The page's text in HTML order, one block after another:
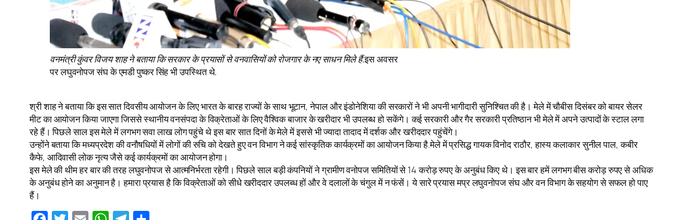
वनमंत्री कुंवर विजय शाह ने बताया कि सरकार के प्रयासों से वनवासियों को रोजगार के नए साधन मिले हैं.इस अवसर
पर लघुवनोपज संघ के एमडी पुष्कर सिंह भी उपस्थित थे.
श्री शाह ने बताया कि इस सात दिवसीय आयोजन के लिए भारत के बारह राज्यों के साथ भूटान, नेपाल और इंडोनेशिया की सरकारों ने भी अपनी भागीदारी सुनिश्चित की है। मेले में चौबीस दिसंबर को बायर सेलर
मीट का आयोजन किया जाएगा जिससे स्थानीय वनसंपदा के विक्रेताओं के लिए वैश्विक बाजार के खरीदार भी उपलब्ध हो सकेंगे। कई सरकारी और गैर सरकारी प्रतिष्ठान भी मेले में अपने उत्पादों के स्टाल लगा
रहे हैं। पिछले साल इस मेले में लगभग सवा लाख लोग पहुंचे थे इस बार सात दिनों के मेले में इससे भी ज्यादा तादाद में दर्शक और खरीददार पहुंचेंगे।
उन्होंने बताया कि मध्यप्रदेश की वनौषधियों में लोगों की रुचि को देखते हुए वन विभाग ने कई सांस्कृतिक कार्यक्रमों का आयोजन किया है.मेले में प्रसिद्ध गायक विनोद राठौर, हास्य कलाकार सुनील पाल, कबीर
कैफे, आदिवासी लोक नृत्य जैसे कई कार्यक्रमों का आयोजन होगा।
इस मेले की थीम हर बार की तरह लघुवनोपज से आत्मनिर्भरता रहेगी। पिछले साल बड़ी कंपनियों ने ग्रामीण वनोपज समितियों से 14 करोड़ रुपए के अनुबंध किए थे। इस बार हमें लगभग बीस करोड़ रुपए से अधिक
के अनुबंध होने का अनुमान है। हमारा प्रयास है कि विक्रेताओं को सीधे खरीददार उपलब्ध हों और वे दलालों के चंगुल में न फंसें। ये सारे प्रयास मप्र लघुवनोपज संघ और वन विभाग के सहयोग से सफल हो पाए
हैं।